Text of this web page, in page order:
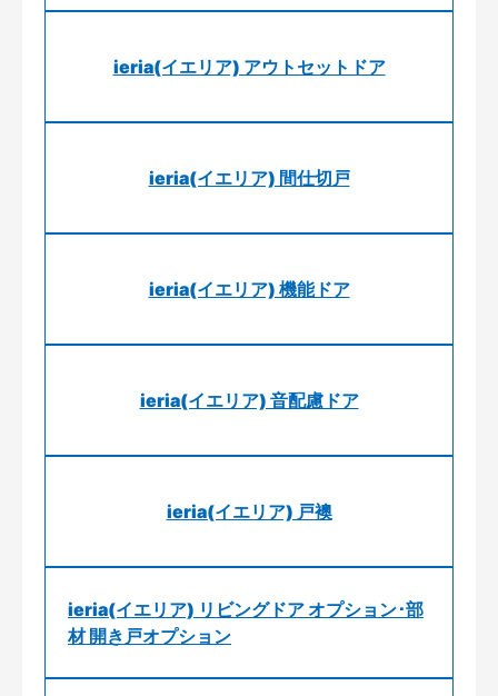
ieria(イエリア) アウトセットドア
ieria(イエリア) 間仕切戸
ieria(イエリア) 機能ドア
ieria(イエリア) 音配慮ドア
ieria(イエリア) 戸襖
ieria(イエリア) リビングドア オプション･部
材 開き戸オプション